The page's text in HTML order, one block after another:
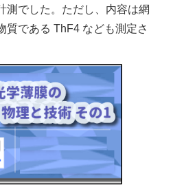
測でした。ただし、内容は網
質である ThF4 なども測定さ